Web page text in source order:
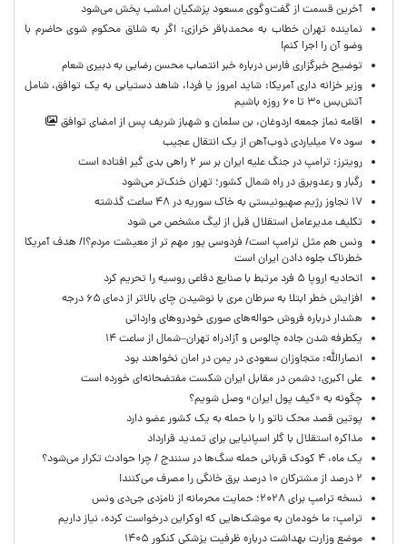
آخرین قسمت از گفت‌وگوی مسعود پزشکیان امشب پخش می‌شود
نماینده تهران خطاب به محمدباقر خرازی: اگر به شلاق محکوم شوی حاضرم با
وضو آن را اجرا کنم!
توضیح خبرگزاری فارس درباره خبر انتصاب محسن رضایی به دبیری شعام
وزیر خزانه داری آمریکا: شاید امروز یا فردا، شاهد دستیابی به یک توافق، شامل
آتش‌بس ۳۰ تا ۶۰ روزه باشیم
اقامه نماز جمعه اردوغان، بن ‌سلمان و شهباز شریف پس از امضای توافق
سود ۷۰ میلیاردی ذوب‌آهن از یک انتقال عجیب
رویترز: ترامپ در جنگ علیه ایران بر سر ۲ راهی بدی گیر افتاده است
رگبار و رعدوبرق در راه شمال کشور؛ تهران خنک‌تر می‌شود
۱۷ تجاوز رژیم صهیونیستی به خاک سوریه در ۴۸ ساعت گذشته
تکلیف مدیرعامل استقلال قبل از لیگ مشخص می شود
ونس هم مثل ترامپ است/ فردوسی پور مهم تر از معیشت مردم؟!/ هدف آمریکا
خطرناک جلوه دادن ایران است
اتحادیه اروپا ۵ فرد مرتبط با صنایع دفاعی روسیه را تحریم کرد
افزایش خطر ابتلا به سرطان مری با نوشیدن چای بالاتر از دمای ۶۵ درجه
هشدار درباره فروش حواله‌های صوری خودروهای وارداتی
یکطرفه شدن جاده چالوس و آزادراه تهران–شمال از ساعت ۱۴
انصارالله: متجاوزان سعودی در یمن در امان نخواهند بود
علی اکبری: دشمن در مقابل ایران شکست مفتضحانه‌ای خورده است
چگونه به «کیف پول ایران» وصل شویم؟
پوتین قصد محک ناتو را با حمله به یک کشور عضو دارد
مذاکره استقلال با گلر اسپانیایی برای تمدید قرارداد
یک ماه، ۴ کودک قربانی حمله سگ‌ها در سنندج / چرا حوادث تکرار می‌شود؟
۲ درصد از مشترکان ۱۰ درصد برق خانگی را مصرف می‌کنند!
نسخه ترامپ برای ۲۰۲۸؛ حمایت محرمانه از نامزدی جی‌دی ونس
ترامپ: ما خودمان به موشک‌هایی که اوکراین درخواست کرده، نیاز داریم
موضع وزارت بهداشت درباره ظرفیت پزشکی کنکور ۱۴۰۵